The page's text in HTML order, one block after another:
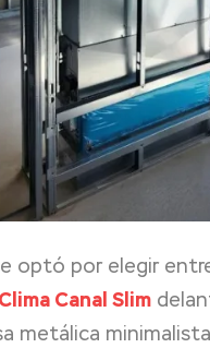
optó por elegir
Canal Slim
metálica